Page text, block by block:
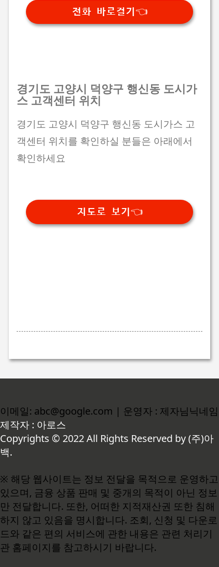
전화 바로걸기👈
경기도 고양시 덕양구 행신동 도시가
스 고객센터 위치
경기도 고양시 덕양구 행신동 도시가스 고
객센터 위치를 확인하실 분들은 아래에서
확인하세요
지도로 보기👈
이메일: abc@google.com | 운영자 : 제자님닉네임
제작자 : 아로스
Copyrights © 2022 All Rights Reserved by (주)아
백.
※ 해당 웹사이트는 정보 전달을 목적으로 운영하고
있으며, 금융 상품 판매 및 중개의 목적이 아닌 정보
만 전달합니다. 또한, 어떠한 지적재산권 또한 침해
하지 않고 있음을 명시합니다. 조회, 신청 및 다운로
드와 같은 편의 서비스에 관한 내용은 관련 처리기
관 홈페이지를 참고하시기 바랍니다.